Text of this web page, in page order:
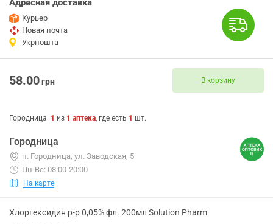
Адресная доставка
Курьер
Новая почта
Укрпошта
58.00грн В корзину
Городница: 1 из 1 аптека, где есть 1 шт.
Городница
п. Городница, ул. Заводская, 5
Пн-Вс: 08:00-20:00
На карте
Хлоргексидин р-р 0,05% фл. 200мл Solution Pharm